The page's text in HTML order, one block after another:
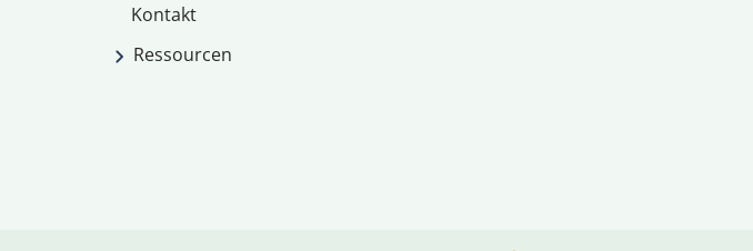
Kontakt
Ressourcen